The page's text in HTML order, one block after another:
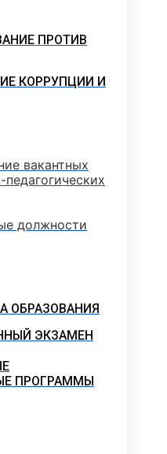
ПРОТИВ
КОРРУПЦИИ И
вакантных
должности
ОБРАЗОВАНИЯ
ЭКЗАМЕН
ПРОГРАММЫ